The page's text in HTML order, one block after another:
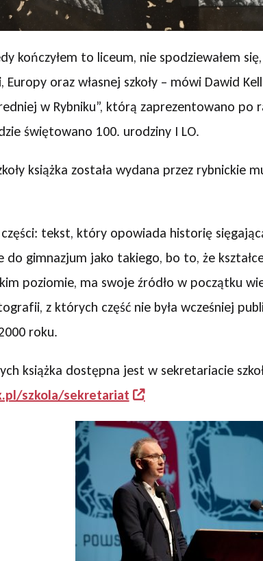
kończyłem to liceum, nie spodziewałem
Europy oraz własnej szkoły – mówi Dawid
w Rybniku”, którą zaprezentowano po
świętowano 100. urodziny I LO.
książka została wydana przez rybnickie
części: tekst, który opowiada historię
do gimnazjum jako takiego, bo to, że
poziomie, ma swoje źródło w początku
z których część nie była wcześniej
roku.
książka dostępna jest w sekretariacie
szkola/sekretariat